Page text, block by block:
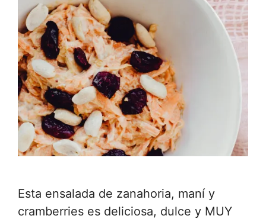
Esta ensalada de zanahoria, maní y
cramberries es deliciosa, dulce y MUY